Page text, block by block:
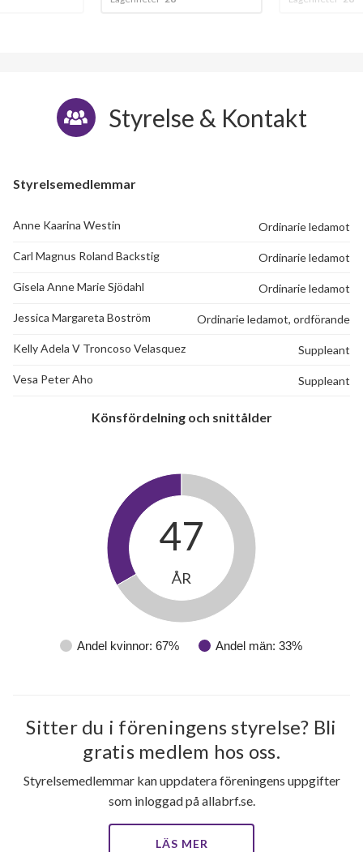
Granatgatan 91 1
Styrelse & Kontakt
Styrelsemedlemmar
Anne Kaarina Westin Ordinarie ledamot
Carl Magnus Roland Backstig Ordinarie ledamot
Gisela Anne Marie Sjödahl Ordinarie ledamot
Jessica Margareta Boström Ordinarie ledamot, ordförande
Kelly Adela V Troncoso Velasquez Suppleant
Vesa Peter Aho Suppleant
Könsfördelning och snittålder
Andel kvinnor: 67% Andel män: 33%
47
ÅR
Sitter du i föreningens styrelse? Bli
gratis medlem hos oss.
Styrelsemedlemmar kan uppdatera föreningens uppgifter
som inloggad på allabrf.se.
LÄS MER